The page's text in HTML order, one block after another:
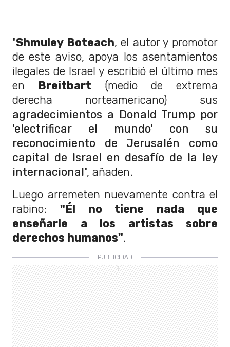
"Shmuley Boteach, el autor y promotor
de este aviso, apoya los asentamientos
ilegales de Israel y escribió el último mes
en Breitbart (medio de extrema
derecha norteamericano) sus
agradecimientos a Donald Trump por
'electrificar el mundo' con su
reconocimiento de Jerusalén como
capital de Israel en desafío de la ley
internacional", añaden.
Luego arremeten nuevamente contra el
rabino: "Él no tiene nada que
enseñarle a los artistas sobre
derechos humanos".